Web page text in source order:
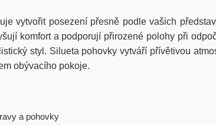
vytvořit posezení přesně podle vašich
komfort a podporují přirozené polohy při
styl. Silueta pohovky vytváří přívětivou
obývacího pokoje.
a pohovky